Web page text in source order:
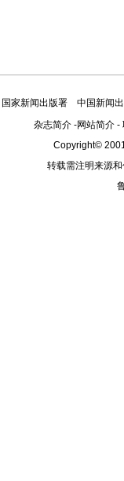
国家新闻出版署
中国新闻
杂志简介-网站简介-
Copyright©
转载需注明来源